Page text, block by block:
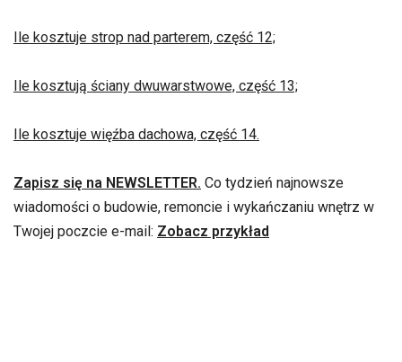
Ile kosztuje strop nad parterem, część 12;
Ile kosztują ściany dwuwarstwowe, część 13;
Ile kosztuje więźba dachowa, część 14.
Zapisz się na NEWSLETTER. Co tydzień najnowsze
wiadomości o budowie, remoncie i wykańczaniu wnętrz w
Twojej poczcie e-mail: Zobacz przykład